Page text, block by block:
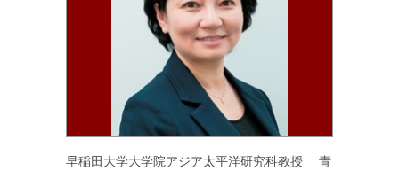
早稲田大学大学院アジア太平洋研究科教授 青